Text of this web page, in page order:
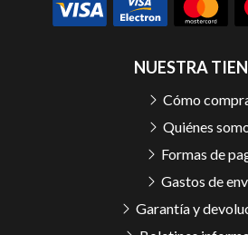
NUESTRA
Cómo
Quiénes
Formas de
Gastos de
Garantía y